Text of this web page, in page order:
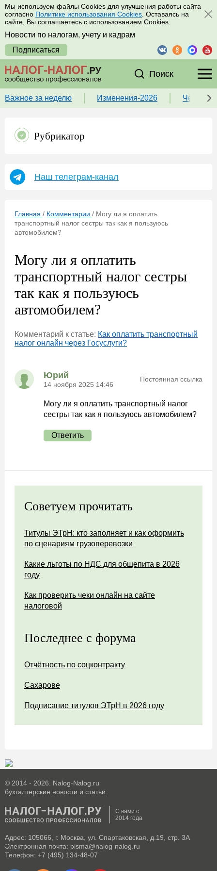
Мы используем файлы Cookies для улучшения работы сайта
согласно Политике использования Cookies . Оставаясь на
сайте, Вы соглашаетесь с использованием Cookies.
Новости по налогам, учету и кадрам
Подписаться
Поиск
Важное за неделю Изменения-2026 Чек-
Рубрикатор
Наш телеграм-канал
Главная / Комментарии / Могу ли я оплатить
транспортный налог сестры так как я пользуюсь
автомобилем?
Могу ли я оплатить
транспортный налог сестры
так как я пользуюсь
автомобилем?
Комментарий к статье: Как оплатить транспортный
налог онлайн через Госуслуги?
Юрий
14 ноября 2025 14:46
Постоянная ссылка
Могу ли я оплатить транспортный налог
сестры так как я пользуюсь автомобилем?
Ответить
Советуем прочитать
Титулы ЭТрН: кто заполняет и как оформить
по сценариям грузоперевозки
Какие льготы по НДС для общепита в 2026
году
Как проверить чеки онлайн на сайте
налоговой
Последнее с форума
Отчётность по соцконтракту
Сахарове
Подписание титулов ЭТрН в 2026 году
© 2014 - 2026. Nalog-Nalog.ru
бухгалтерские новости и статьи.
С вами с
2014 года
Адрес: 105066, г. Москва, ул. Спартаковская, д.19, стр. 3А
Электронная почта: pisma@nalog-nalog.ru
Телефон: +7 (495) 134-48-07